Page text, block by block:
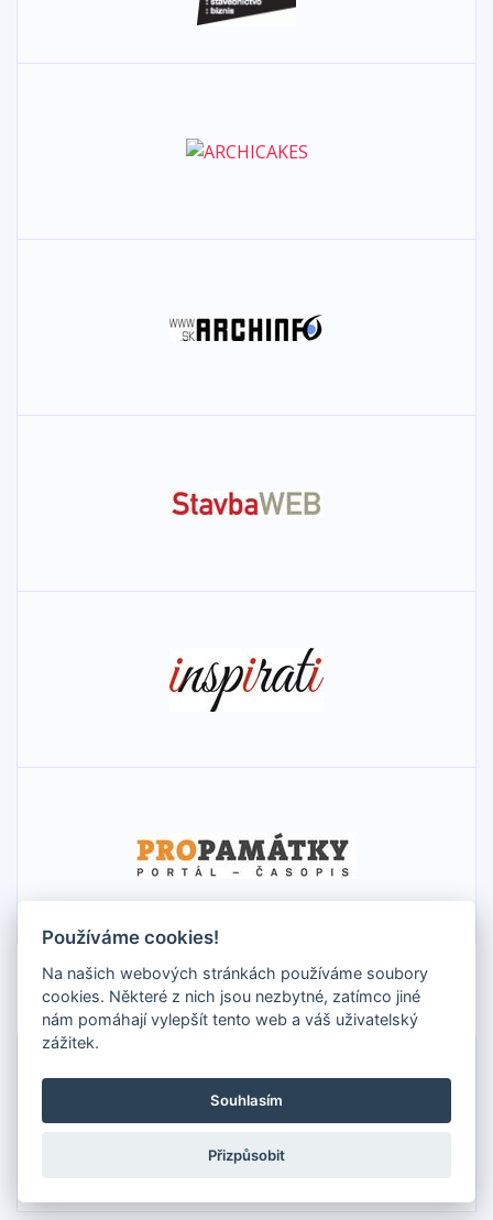
Vypisovatel
Používáme cookies!
Na našich webových stránkách používáme soubory
cookies. Některé z nich jsou nezbytné, zatímco jiné
nám pomáhají vylepšít tento web a váš uživatelský
zážitek.
Souhlasím
Přizpůsobit